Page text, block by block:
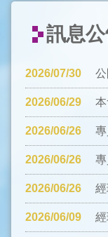
訊息
2026/07/30 公開
2026/06/29 本
2026/06/26
2026/06/26
2026/06/26 經
2026/06/09